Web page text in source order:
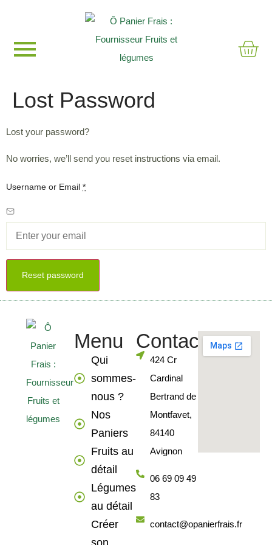
Lost Password
Lost your password?
No worries, we’ll send you reset instructions via email.
Username or Email *
Menu
Qui
sommes-
nous ?
Nos
Paniers
Fruits au
détail
Légumes
au détail
Créer
son
Contact
424 Cr
Cardinal
Bertrand de
Montfavet,
84140
Avignon
06 69 09 49
83
contact@opanierfrais.fr